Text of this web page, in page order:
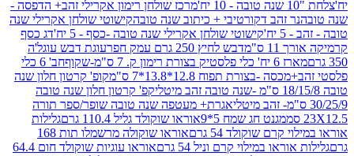
מרכז שולחן רימון אקרילי זהב+ הדפסה -
זהב דקורטיבי + כיתוב שנה טובהקישוטי שולחן אקרילי שנה
קישוטי שולחן אקרילי שנה טובה -כסף - 5 יח'
דג כסף
ס"מ
דבש לחיץ 250 גרם עמק חפר
עוגת דבש עוגל'ה
בצורת רימון ק. 7 ס"מ-שקוף
חב' 6 כלי
-בצורת תפוח 12.8*13.8*7 ס"מ
קופ' קרטון חלון שנה
קפ' קרטון חלון שנה טובה
אגרת+ מעטפה שנה טובה שופר/ספר תורה
מגנט חג שמח 5*9
אוראו שוקולד גליל 110.4 גרם
גלילות
קרם שוקולד 54 גרם
אוראו שוקולה מרשמלו תות 168
במילוי קרם וניל 54 גרם
אוראו עוגיות שוקולד חום 64.4